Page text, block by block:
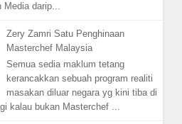
Media darip...
Zery Zamri Satu Penghinaan
Masterchef Malaysia
Semua sedia maklum tetang
kerancakkan sebuah program realiti
masakan diluar negara yg kini tiba di
kalau bukan Masterchef ...